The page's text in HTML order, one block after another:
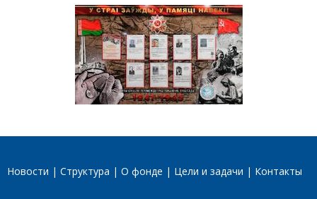
Новости Структура О фонде Цели и задачи Контакты